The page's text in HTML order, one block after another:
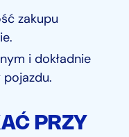
zakupu
i dokładnie
PRZY